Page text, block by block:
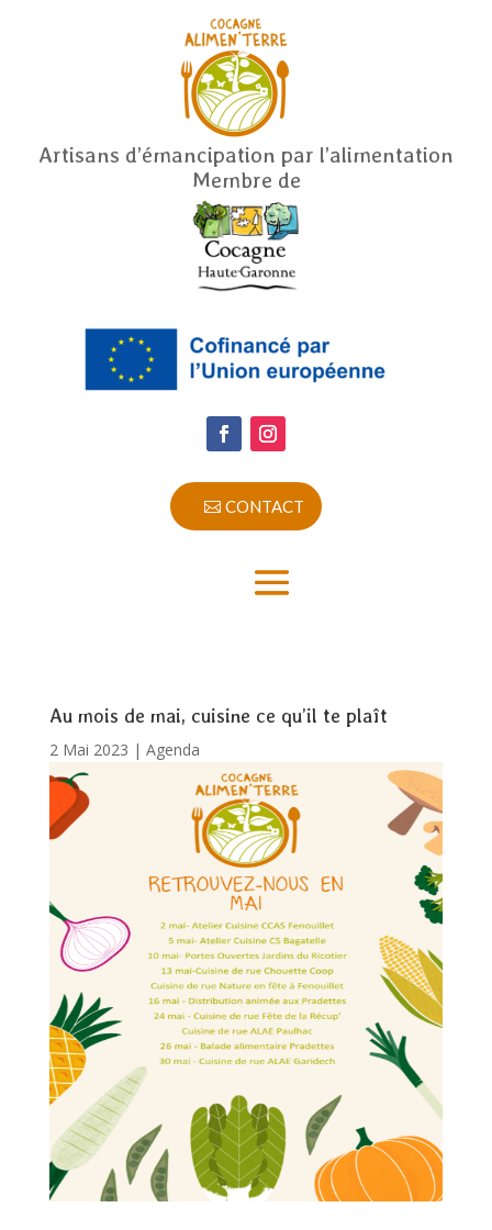
Artisans d’émancipation par l’alimentation
Membre de
CONTACT
Au mois de mai, cuisine ce qu’il te plaît
2 Mai 2023 | Agenda